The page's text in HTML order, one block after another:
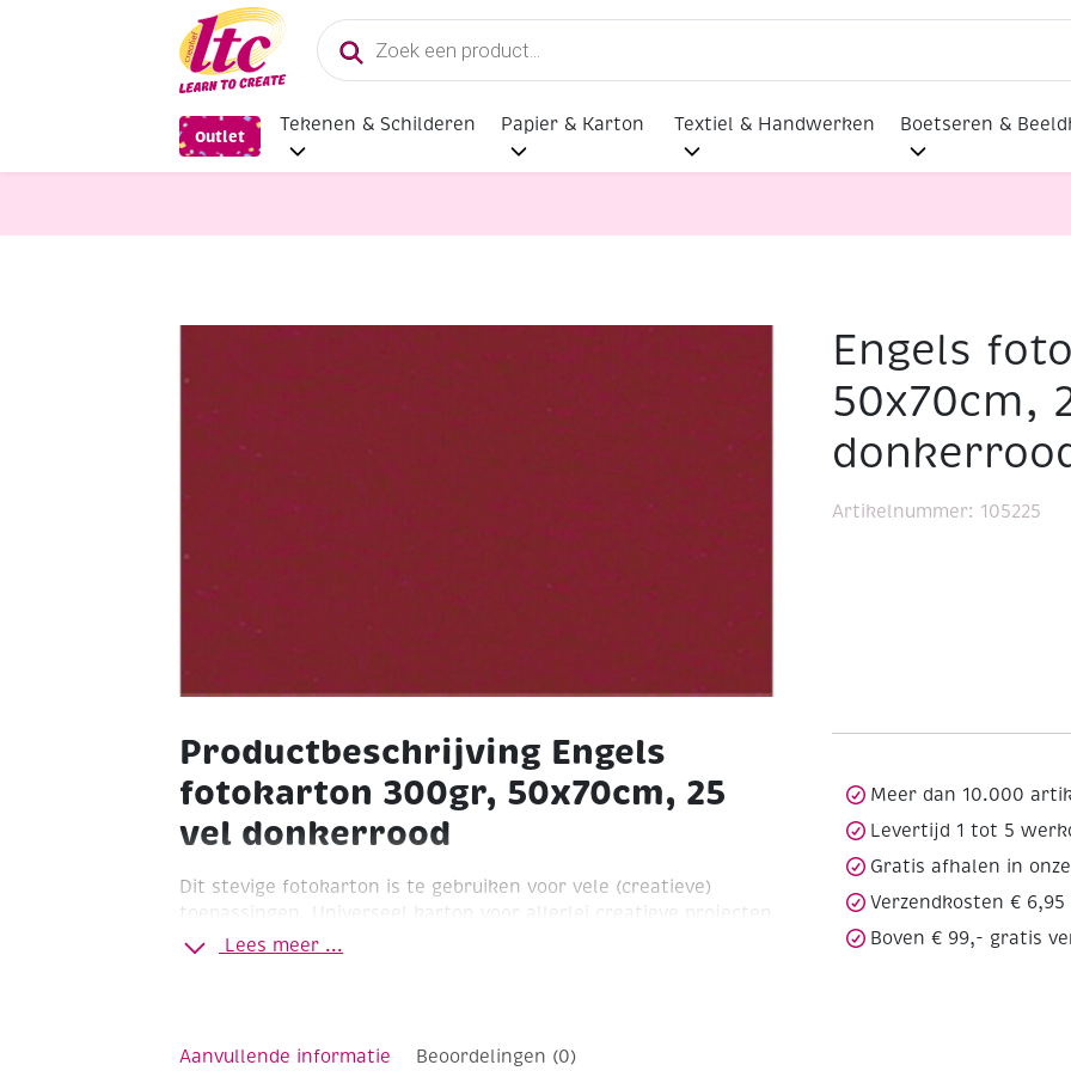
Producten
zoeken
Outlet
Tekenen & Schilderen Papier & Karton Textiel & Handwerken Boetseren &
Engels fotokarton 300gr, 50x70cm, 25 vel donkerrood
Productbeschrijving Engels
fotokarton 300gr, 50x70cm, 25
vel donkerrood
Dit stevige fotokarton is te gebruiken voor vele (creatieve)
toepassingen. Universeel karton voor allerlei creatieve projecten
in het onderwijs, kinderopvang en instellingen. Door de
Pak à 25 vel
Lees meer ...
Engels
50x70cm,
Artikelnummer: 105225
Meer dan 10.000
Levertijd 1 tot 5
Gratis afhalen in
Verzendkosten € 6,95
Boven € 99,- gratis
Aanvullende informatie Beoordelingen (0)